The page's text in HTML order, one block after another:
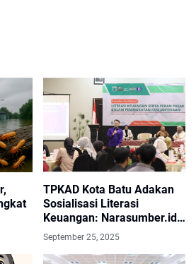
TPKAD Kota Batu Adakan
Sosialisasi Literasi
Keuangan: Narasumber.id
Bahas SAK EP Buat
Koperasi dan UMKM
September 25, 2025